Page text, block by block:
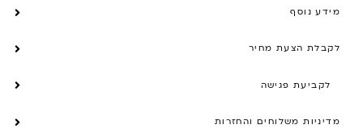
מידע נוסף
לקבלת הצעת מחיר
לקביעת פגישה
מדיניות משלוחים והחזרות